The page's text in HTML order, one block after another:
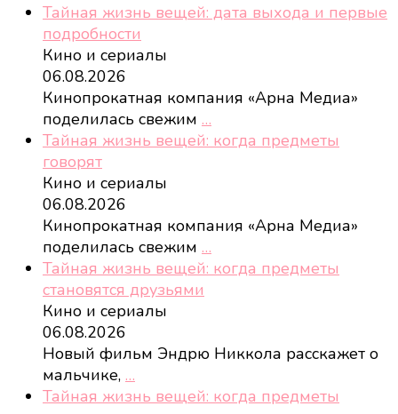
Тайная жизнь вещей: дата выхода и первые
подробности
Кино и сериалы
06.08.2026
Кинопрокатная компания «Арна Медиа»
поделилась свежим …
Тайная жизнь вещей: когда предметы
говорят
Кино и сериалы
06.08.2026
Кинопрокатная компания «Арна Медиа»
поделилась свежим …
Тайная жизнь вещей: когда предметы
становятся друзьями
Кино и сериалы
06.08.2026
Новый фильм Эндрю Никкола расскажет о
мальчике, …
Тайная жизнь вещей: когда предметы